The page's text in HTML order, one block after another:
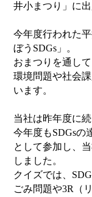
井小まつり」に出
今年度行われた
ぼうSDGs」。
おまつりを通し
環境問題や社会
います。
当社は昨年度に
今年度もSDGsの
として参加し、
しました。
クイズでは、
ごみ問題や3R（